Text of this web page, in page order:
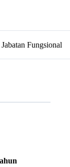
Jabatan Fungsional